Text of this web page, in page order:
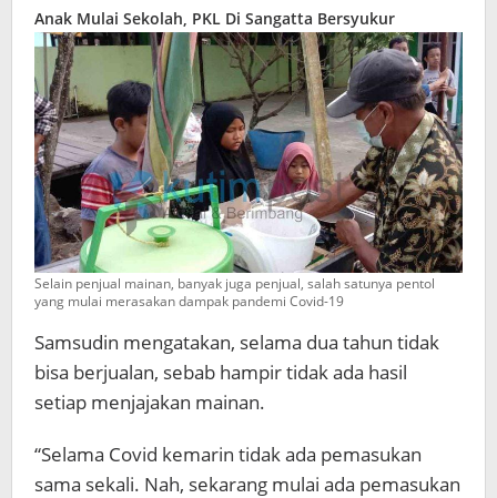
Anak Mulai Sekolah, PKL Di Sangatta Bersyukur
Selain penjual mainan, banyak juga penjual, salah satunya pentol
yang mulai merasakan dampak pandemi Covid-19
Samsudin mengatakan, selama dua tahun tidak
bisa berjualan, sebab hampir tidak ada hasil
setiap menjajakan mainan.
“Selama Covid kemarin tidak ada pemasukan
sama sekali. Nah, sekarang mulai ada pemasukan